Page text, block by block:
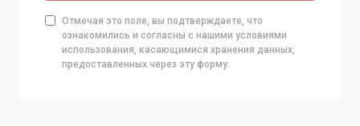
Отмечая это поле, вы подтверждаете, что
ознакомились и согласны с нашими условиями
использования, касающимися хранения данных,
предоставленных через эту форму.